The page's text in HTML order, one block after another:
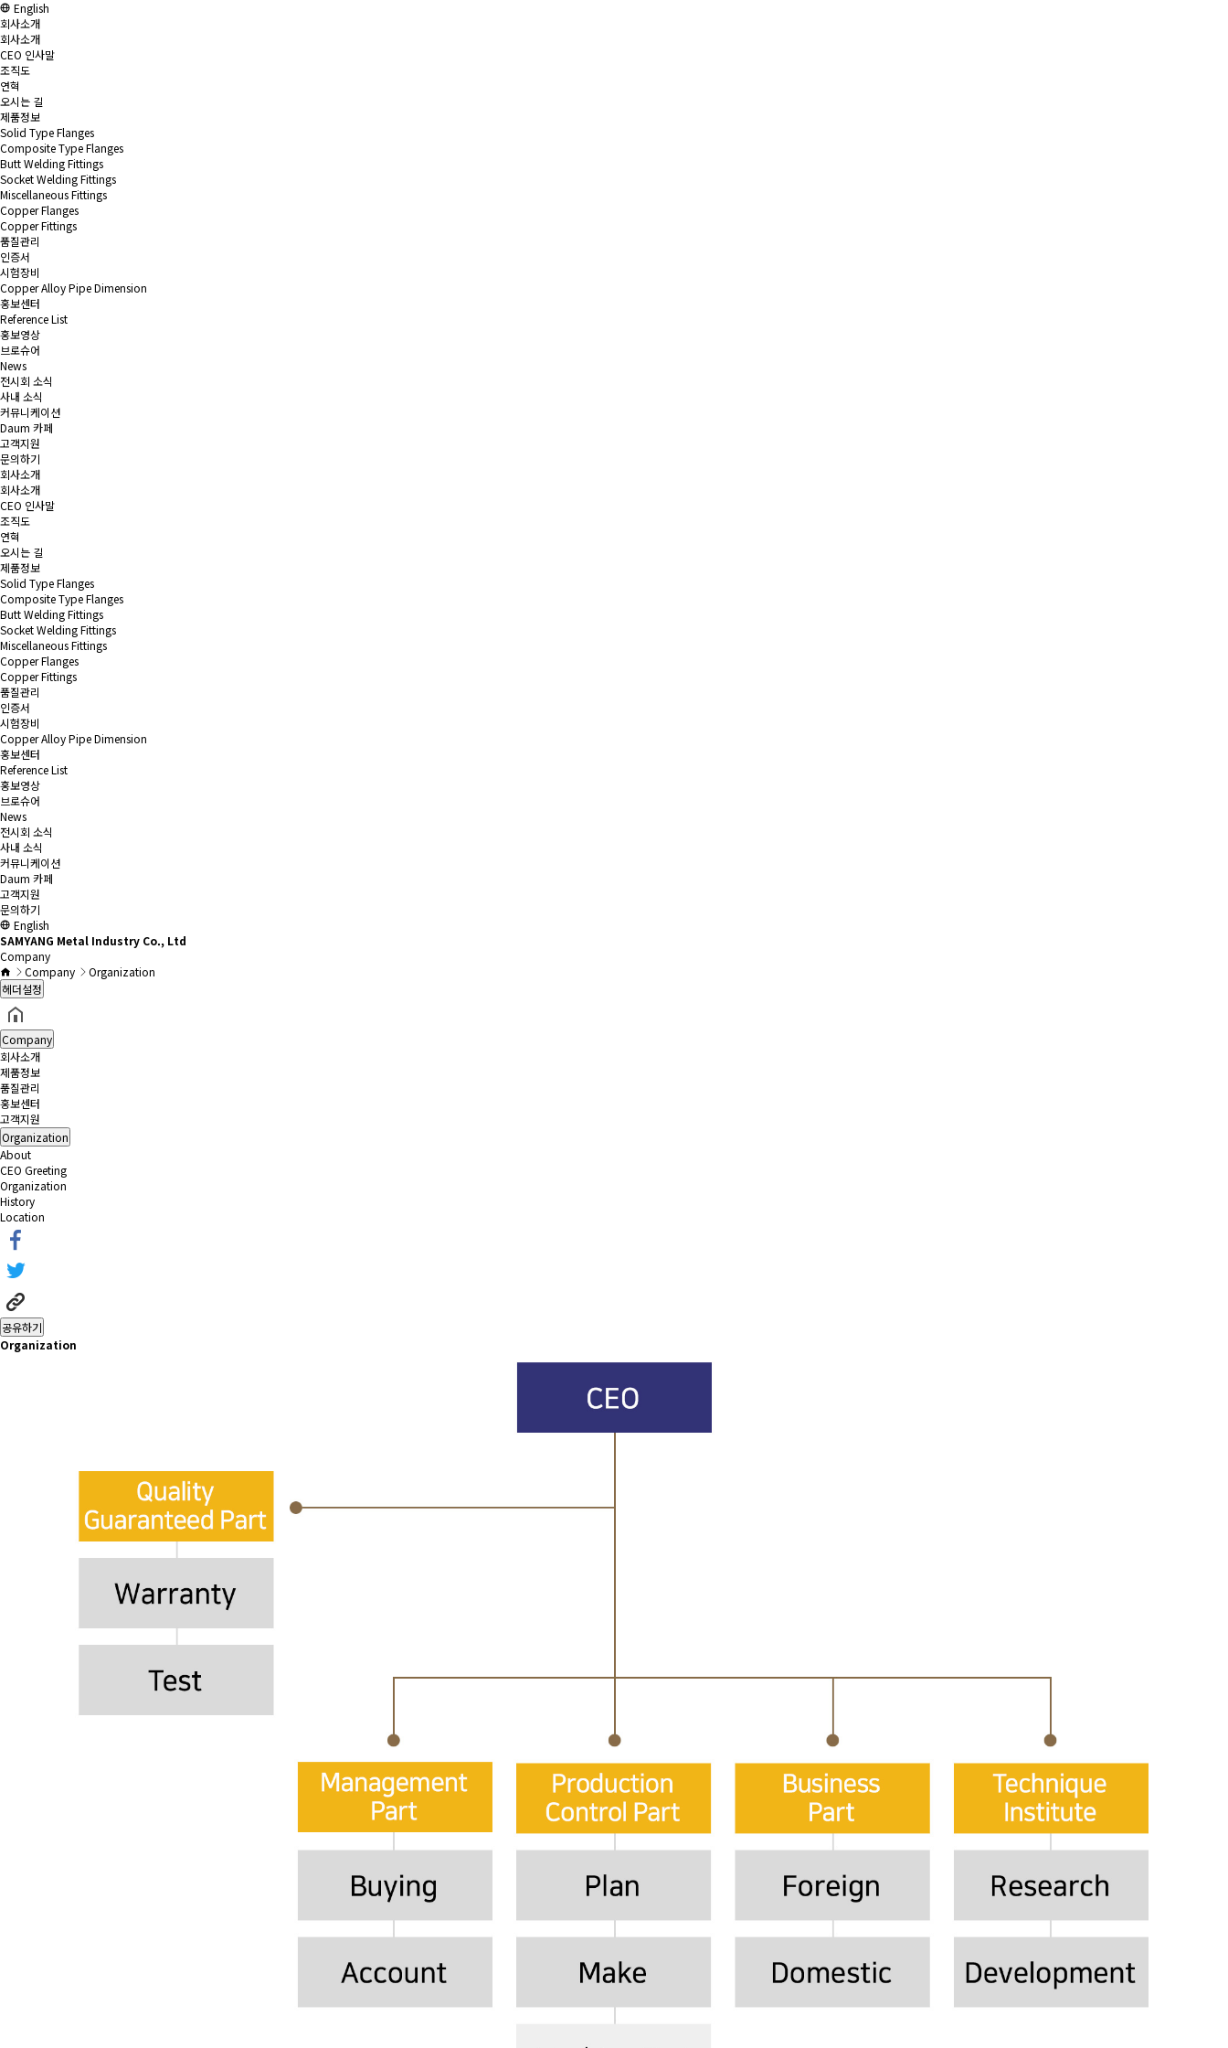
English
회사소개
회사소개
CEO 인사말
조직도
연혁
오시는 길
제품정보
Solid Type Flanges
Composite Type Flanges
Butt Welding Fittings
Socket Welding Fittings
Miscellaneous Fittings
Copper Flanges
Copper Fittings
품질관리
인증서
시험장비
Copper Alloy Pipe Dimension
홍보센터
Reference List
홍보영상
브로슈어
News
전시회 소식
사내 소식
커뮤니케이션
Daum 카페
고객지원
문의하기
회사소개
회사소개
CEO 인사말
조직도
연혁
오시는 길
제품정보
Solid Type Flanges
Composite Type Flanges
Butt Welding Fittings
Socket Welding Fittings
Miscellaneous Fittings
Copper Flanges
Copper Fittings
품질관리
인증서
시험장비
Copper Alloy Pipe Dimension
홍보센터
Reference List
홍보영상
브로슈어
News
전시회 소식
사내 소식
커뮤니케이션
Daum 카페
고객지원
문의하기
English
SAMYANG Metal Industry Co., Ltd
Company
Company
Organization
헤더설정
Company
회사소개
제품정보
품질관리
홍보센터
고객지원
Organization
About
CEO Greeting
Organization
History
Location
공유하기
Organization